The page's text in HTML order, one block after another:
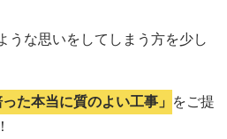
うな思いをしてしまう方を少し
た本当に質のよい工事」
をご提